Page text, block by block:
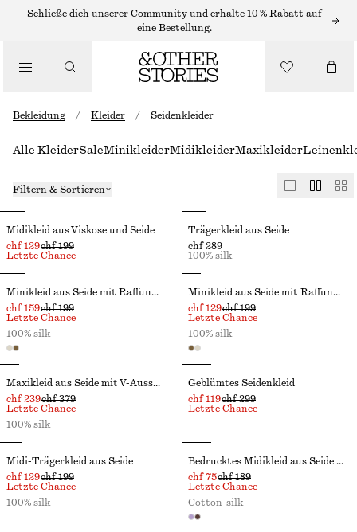
Schließe dich unserer Community und erhalte 10 % Rabatt auf
eine Bestellung.
Bekleidung / Kleider / Seidenkleider
Alle KleiderSaleMinikleiderMidikleiderMaxikleider
Filtern & Sortieren
Midikleid aus Viskose und Seide
chf 129chf 199
Letzte Chance
Trägerkleid aus Seide
chf 289
100% silk
Minikleid aus Seide mit Raffungen
chf 159chf 199
Letzte Chance
100% silk
Minikleid aus Seide mit Raffungen
chf 129chf 199
Letzte Chance
100% silk
Maxikleid aus Seide mit V-Ausschnitt
chf 239chf 379
Letzte Chance
100% silk
Geblümtes Seidenkleid
chf 119chf 299
Letzte Chance
Midi-Trägerkleid aus Seide
chf 129chf 199
Letzte Chance
100% silk
Bedrucktes Midikleid aus Seide und Baumwolle
chf 75chf 189
Letzte Chance
Cotton-silk